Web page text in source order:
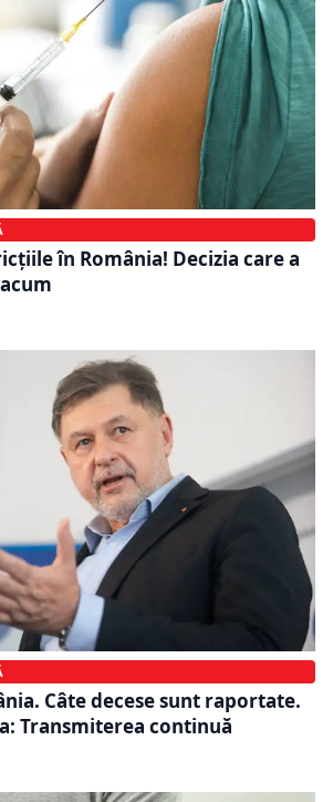
în România! Decizia care a
Câte decese sunt raportate.
Transmiterea continuă